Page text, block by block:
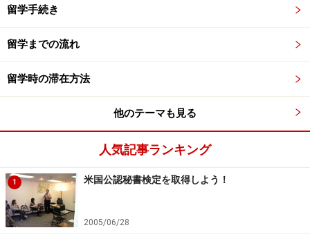
留学手続き
留学までの流れ
留学時の滞在方法
他のテーマも見る
人気記事ランキング
1 米国公認秘書検定を取得しよう！
2005/06/28